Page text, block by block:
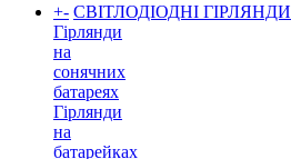
+- СВІТЛОДІОДНІ ГІРЛЯНДИ
Гірлянди
на
сонячних
батареях
Гірлянди
на
батарейках